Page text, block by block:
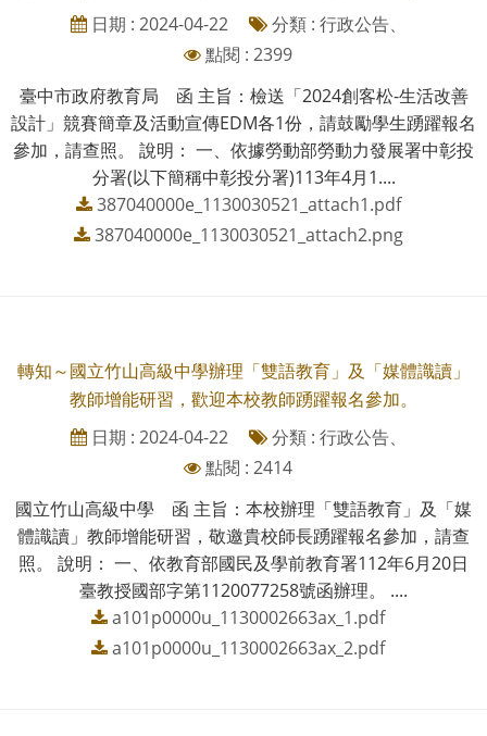
日期 : 2024-04-22
分類 : 行政公告、
點閱 : 2399
臺中市政府教育局 函 主旨：檢送「2024創客松-生活改善
設計」競賽簡章及活動宣傳EDM各1份，請鼓勵學生踴躍報名
參加，請查照。 說明： 一、依據勞動部勞動力發展署中彰投
分署(以下簡稱中彰投分署)113年4月1....
387040000e_1130030521_attach1.pdf
387040000e_1130030521_attach2.png
轉知～國立竹山高級中學辦理「雙語教育」及「媒體識讀」
教師增能研習，歡迎本校教師踴躍報名參加。
日期 : 2024-04-22
分類 : 行政公告、
點閱 : 2414
國立竹山高級中學 函 主旨：本校辦理「雙語教育」及「媒
體識讀」教師增能研習，敬邀貴校師長踴躍報名參加，請查
照。 說明： 一、依教育部國民及學前教育署112年6月20日
臺教授國部字第1120077258號函辦理。 ....
a101p0000u_1130002663ax_1.pdf
a101p0000u_1130002663ax_2.pdf